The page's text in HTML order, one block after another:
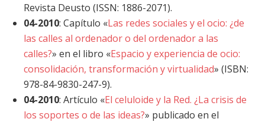
Revista Deusto (ISSN: 1886-2071).
04-2010: Capítulo «Las redes sociales y el ocio: ¿de
las calles al ordenador o del ordenador a las
calles?» en el libro «Espacio y experiencia de ocio:
consolidación, transformación y virtualidad» (ISBN:
978-84-9830-247-9).
04-2010: Artículo «El celuloide y la Red. ¿La crisis de
los soportes o de las ideas?» publicado en el